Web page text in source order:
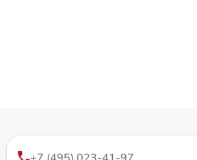
+7 (495) 023-41-97